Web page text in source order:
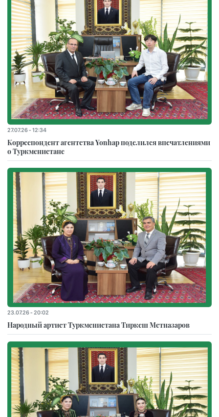
27.07.26 - 12:34
Корреспондент агентства Yonhap поделился впечатлениями
о Туркменистане
23.07.26 - 20:02
Народный артист Туркменистана Тиркеш Мeтназаров